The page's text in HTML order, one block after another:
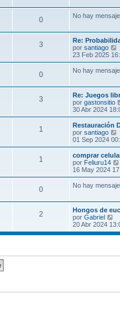
i
m
m
e
n
s
a
j
e
0 No hay
3
Re:
por santiago
r
i
j
23 Feb 2025
0 No hay
3
Re: Juegos
por gastonsitio
30 Abr 2024
1
Restauración
por santiago
r
l
t
j
01 Sep 2024
1
comprar
por Feliuru14
16 May 2024
0 No hay
2
Hongos de
por Gabriel
e
r
20 Abr 2024